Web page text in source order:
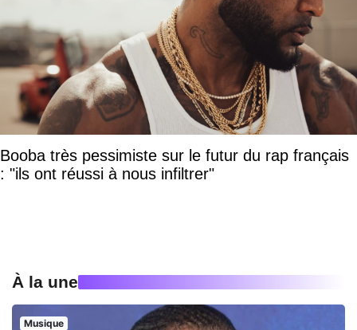
Booba très pessimiste sur le futur du rap français
: "ils ont réussi à nous infiltrer"
À la une
Musique